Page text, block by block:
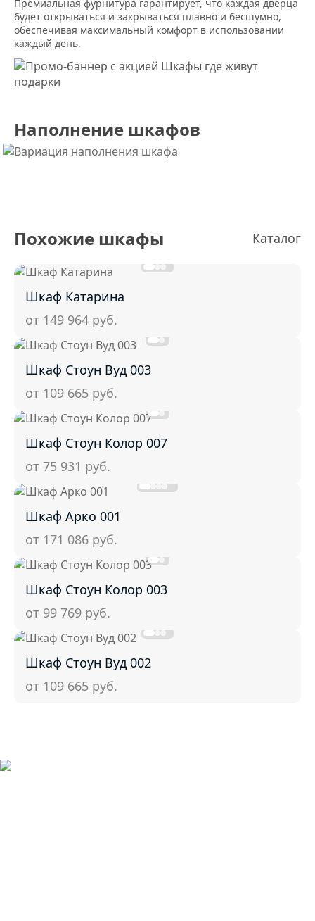
Премиальная фурнитура гарантирует, что каждая дверца
будет открываться и закрываться плавно и бесшумно,
обеспечивая максимальный комфорт в использовании
каждый день.
Наполнение шкафов
Похожие шкафы Каталог
Шкаф Катарина
от 149 964 руб.
Шкаф Стоун Вуд 003
от 109 665 руб.
Шкаф Стоун Колор 007
от 75 931 руб.
Шкаф Арко 001
от 171 086 руб.
Шкаф Стоун Колор 003
от 99 769 руб.
Шкаф Стоун Вуд 002
от 109 665 руб.